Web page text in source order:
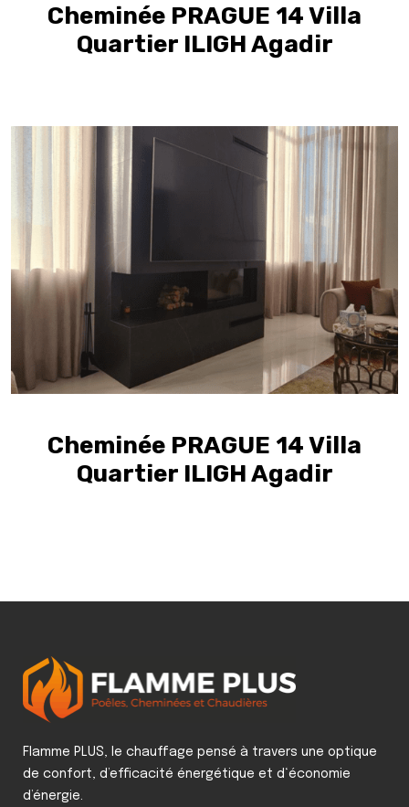
Cheminée PRAGUE 14 Villa
Quartier ILIGH Agadir
Cheminée PRAGUE 14 Villa
Quartier ILIGH Agadir
Flamme PLUS, le chauffage pensé à travers une optique
de confort, d’efficacité énergétique et d‘économie
d’énergie.